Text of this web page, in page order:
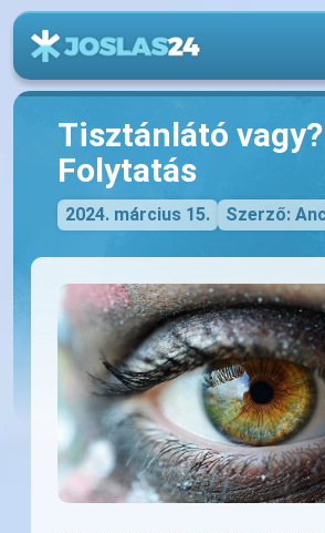
Tisztánlátó vagy?
Folytatás
2024. március 15. Szerző: